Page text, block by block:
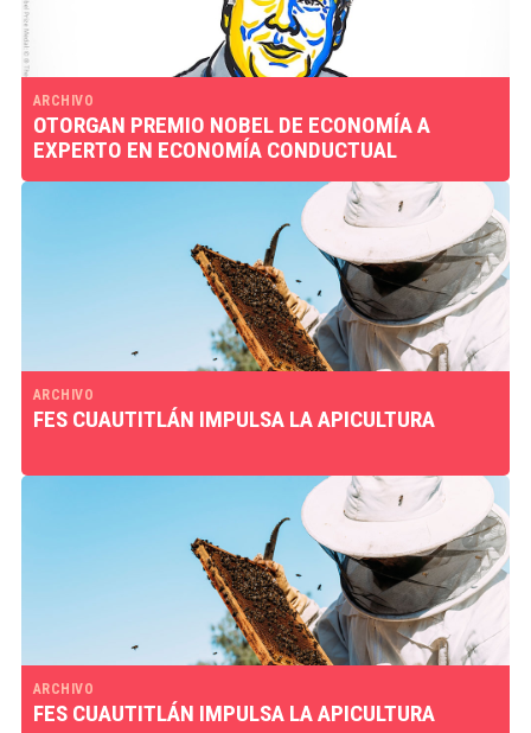
ARCHIVO
OTORGAN PREMIO NOBEL DE ECONOMÍA A
EXPERTO EN ECONOMÍA CONDUCTUAL
ARCHIVO
FES CUAUTITLÁN IMPULSA LA APICULTURA
ARCHIVO
FES CUAUTITLÁN IMPULSA LA APICULTURA